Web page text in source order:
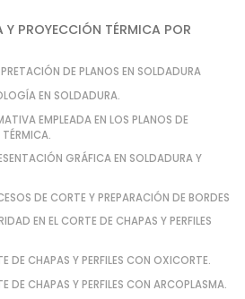
Y PROYECCIÓN TÉRMICA POR
DE PLANOS EN SOLDADURA
EN SOLDADURA.
EMPLEADA EN LOS PLANOS DE
GRÁFICA EN SOLDADURA Y
DE CORTE Y PREPARACIÓN DE BORDES
EN EL CORTE DE CHAPAS Y PERFILES
CHAPAS Y PERFILES CON OXICORTE.
CHAPAS Y PERFILES CON ARCOPLASMA.